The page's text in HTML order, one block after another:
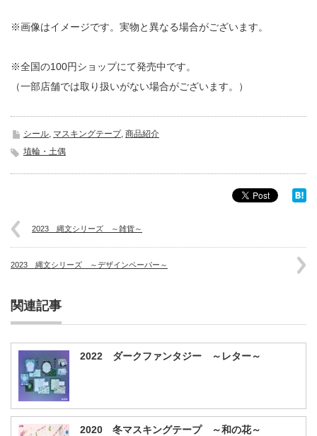
※画像はイメージです。実物と異なる場合がございます。
※全国の100円ショップにて発売中です。
（一部店舗では取り扱いがない場合がございます。）
シール マスキングテープ, 商品紹介
埴輪・土偶
2023 縄文シリーズ ～雑貨～
2023 縄文シリーズ ～デザインペーパー～
関連記事
2022 ダークファンタジー ～レター～
2020 冬マスキングテープ ～和の花～